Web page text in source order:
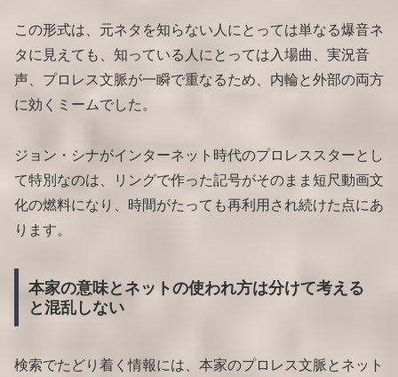
この形式は、元ネタを知らない人にとっては単なる爆音ネ
タに見えても、知っている人にとっては入場曲、実況音
声、プロレス文脈が一瞬で重なるため、内輪と外部の両方
に効くミームでした。
ジョン・シナがインターネット時代のプロレススターとし
て特別なのは、リングで作った記号がそのまま短尺動画文
化の燃料になり、時間がたっても再利用され続けた点にあ
ります。
本家の意味とネットの使われ方は分けて考える
と混乱しない
検索でたどり着く情報には、本家のプロレス文脈とネット